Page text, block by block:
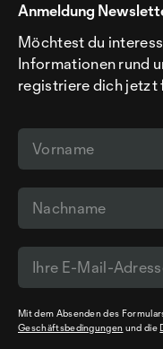
Anmeldung
Möchtest du
Informationen rund
registriere dich jetzt
Mit dem Absenden des
Geschäftsbedingungen und die